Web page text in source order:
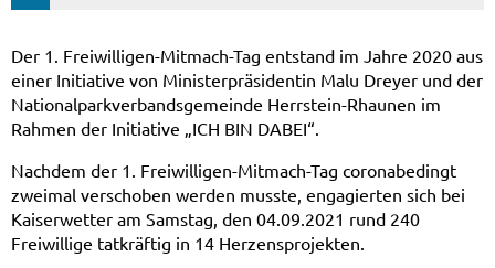
Der 1. Freiwilligen-Mitmach-Tag entstand im Jahre 2020 aus
einer Initiative von Ministerpräsidentin Malu Dreyer und der
Nationalparkverbandsgemeinde Herrstein-Rhaunen im
Rahmen der Initiative „ICH BIN DABEI“.
Nachdem der 1. Freiwilligen-Mitmach-Tag coronabedingt
zweimal verschoben werden musste, engagierten sich bei
Kaiserwetter am Samstag, den 04.09.2021 rund 240
Freiwillige tatkräftig in 14 Herzensprojekten.